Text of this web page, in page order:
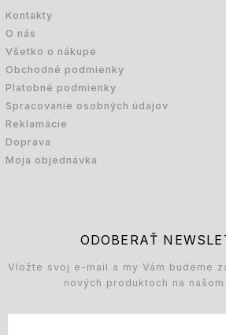
Kontakty
O nás
Všetko o nákupe
Obchodné podmienky
Platobné podmienky
Spracovanie osobných údajov
Reklamácie
Doprava
Moja objednávka
ODOBERAŤ
Vložte svoj e-mail a my Vám budeme
nových produktoch na